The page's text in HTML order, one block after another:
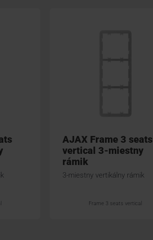
AJAX Frame 3 seats
vertical 3-miestny
rámik
3-miestny vertikálny rámik
Frame 3 seats vertical